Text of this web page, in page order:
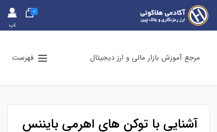
حس
اب
0
مرجع آموزش بازار مالی و ارز دیجیتال فهرست
آشنایی با توکن های اهرمی بایننس